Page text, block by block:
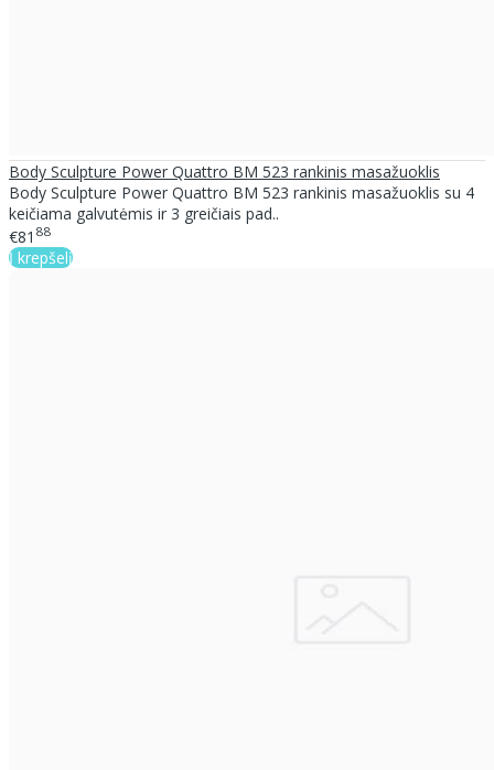
Body Sculpture Power Quattro BM 523 rankinis masažuoklis
Body Sculpture Power Quattro BM 523 rankinis masažuoklis su 4
keičiama galvutėmis ir 3 greičiais pad..
€81 88
Į krepšelį